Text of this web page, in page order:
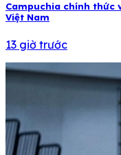
Campuchia chính thức
Việt Nam
13 giờ trước